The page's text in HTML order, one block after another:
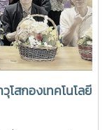
โสกองเทคโนโลยี